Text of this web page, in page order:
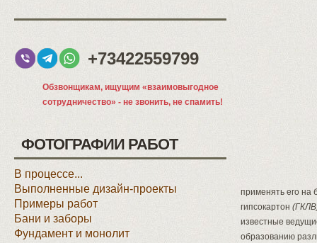
+73422559799
Обзвонщикам, ищущим «взаимовыгодное
сотрудничество» - не звонить, не спамить!
ФОТОГРАФИИ РАБОТ
В процессе...
Выполненные дизайн-проекты
Примеры работ
Бани и заборы
Фундамент и монолит
применять его на
гипсокартон
известные
образованию